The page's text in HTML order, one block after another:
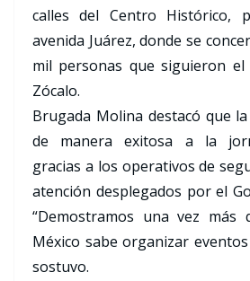
calles del Centro Histórico,
avenida Juárez, donde se
mil personas que siguieron
Zócalo.
Brugada Molina destacó que
de manera exitosa a la
gracias a los operativos de
atención desplegados por el
“Demostramos una vez más
México sabe organizar
sostuvo.